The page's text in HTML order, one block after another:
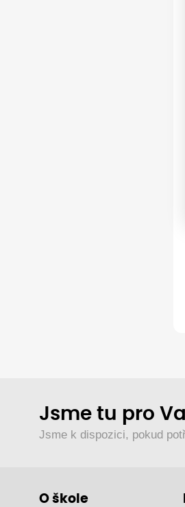
Jsme tu pro
Jsme k dispozici, pokud
O škole